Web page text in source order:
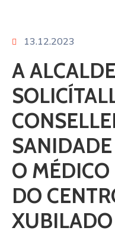
13.12.2023
A
O
DO
XUBILADO